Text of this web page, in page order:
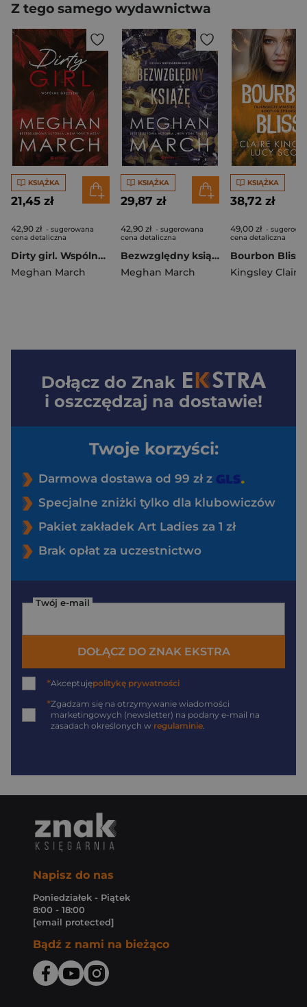
Z tego samego wydawnictwa
KSIĄŻKA
21,45 zł
42,90 zł - sugerowana
cena detaliczna
Dirty girl. Wspólne grzeszki
Meghan March
KSIĄŻKA
29,87 zł
42,90 zł - sugerowana
cena detaliczna
Bezwzględny książę. Trylogia Nieposkromionych #1
Meghan March
KSIĄŻKA
38,72 zł
49,00 zł -
cena detaliczna
Kingsley Claire
Dołącz do Znak
i oszczędzaj na dostawie!
Twoje korzyści:
Darmowa dostawa od 99 zł z
Specjalne zniżki tylko dla klubowiczów
Pakiet zakładek Art Ladies za 1 zł
Brak opłat za uczestnictwo
Twój e-mail
DOŁĄCZ DO ZNAK EKSTRA
*Akceptujępolitykę prywatności
*Zgadzam się na otrzymywanie wiadomości
marketingowych (newsletter) na podany e-mail na
zasadach określonych w regulaminie.
Napisz do nas
Poniedziałek - Piątek
8:00 - 18:00
[email protected]
Bądź z nami na bieżąco